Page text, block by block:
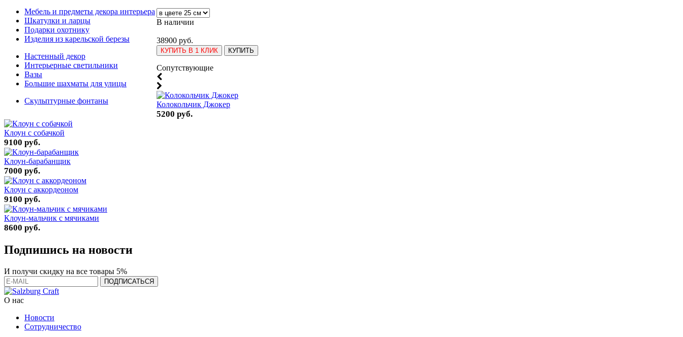
Мебель и предметы декора интерьера
Шкатулки и ларцы
Подарки охотнику
Изделия из карельской березы
Настенный декор
Интерьерные светильники
Вазы
Большие шахматы для улицы
Скульптурные фонтаны
В наличии
38900 руб.
КУПИТЬ В 1 КЛИК КУПИТЬ
Cопутствующие
Колокольчик Джокер
5200 руб.
Клоун с собачкой
9100 руб.
Клоун-барабанщик
7000 руб.
Клоун с аккордеоном
9100 руб.
Клоун-мальчик с мячиками
8600 руб.
Подпишись на новости
И получи скидку на все товары 5%
О нас
Новости
Сотрудничество